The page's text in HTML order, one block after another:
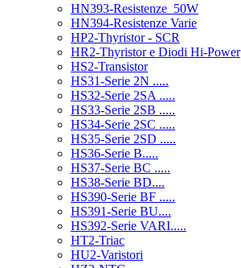
HN393-Resistenze_50W
HN394-Resistenze Varie
HP2-Thyristor - SCR
HR2-Thyristor e Diodi Hi-Power
HS2-Transistor
HS31-Serie 2N .....
HS32-Serie 2SA .....
HS33-Serie 2SB .....
HS34-Serie 2SC .....
HS35-Serie 2SD .....
HS36-Serie B.....
HS37-Serie BC .....
HS38-Serie BD....
HS390-Serie BF .....
HS391-Serie BU....
HS392-Serie VARI.....
HT2-Triac
HU2-Varistori